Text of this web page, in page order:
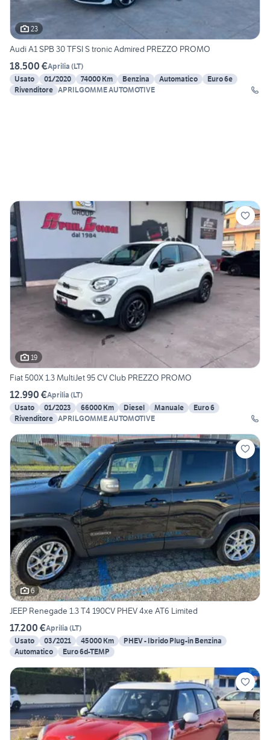
23
Audi A1 SPB 30 TFSI S tronic Admired PREZZO PROMO
18.500 €Aprilia (LT)
Usato
01/2020 74000 Km Benzina Automatico
Euro 6e
Rivenditore APRILGOMME AUTOMOTIVE
19
Fiat 500X 1.3 MultiJet 95 CV Club PREZZO PROMO
12.990 €Aprilia (LT)
Usato
01/2023 66000 Km Diesel Manuale
Euro 6
Rivenditore APRILGOMME AUTOMOTIVE
6
JEEP Renegade 1.3 T4 190CV PHEV 4xe AT6 Limited
17.200 €Aprilia (LT)
Usato
03/2021 45000 Km
PHEV - Ibrido Plug-in Benzina
Automatico
Euro 6d-TEMP